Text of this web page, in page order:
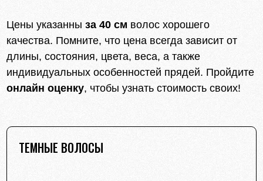
Цены указанныза 40 см волос хорошего
качества. Помните, что цена всегда зависит от
длины, состояния, цвета, веса, а также
индивидуальных особенностей прядей. Пройдите
онлайн оценку, чтобы узнать стоимость своих!
ТЕМНЫЕ ВОЛОСЫ